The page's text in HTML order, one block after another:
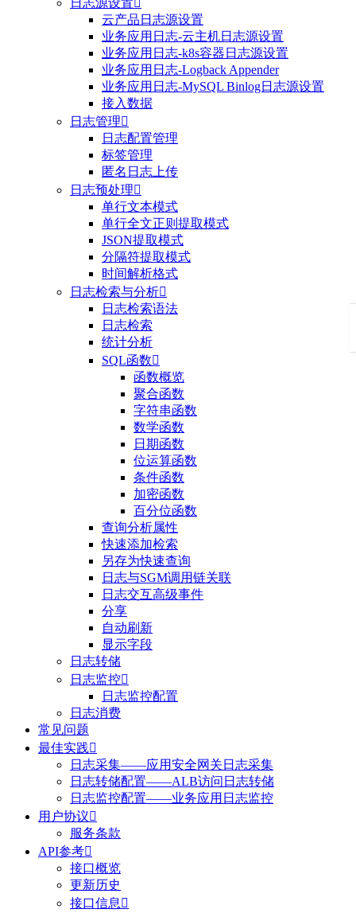
云产品日志源设置
业务应用日志-云主机日志源设置
业务应用日志-k8s容器日志源设置
业务应用日志-Logback Appender
业务应用日志-MySQL Binlog日志源设置
接入数据
日志管理
日志配置管理
标签管理
匿名日志上传
日志预处理
单行文本模式
单行全文正则提取模式
JSON提取模式
分隔符提取模式
时间解析格式
日志检索与分析
日志检索语法
日志检索
统计分析
SQL函数
函数概览
聚合函数
字符串函数
数学函数
日期函数
位运算函数
条件函数
加密函数
百分位函数
查询分析属性
快速添加检索
另存为快速查询
日志与SGM调用链关联
日志交互高级事件
分享
自动刷新
显示字段
日志转储
日志监控
日志监控配置
日志消费
常见问题
最佳实践
日志采集——应用安全网关日志采集
日志转储配置——ALB访问日志转储
日志监控配置——业务应用日志监控
用户协议
服务条款
API参考
接口概览
更新历史
接口信息 